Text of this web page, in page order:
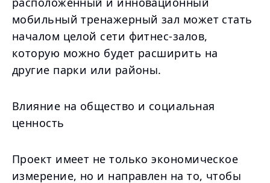
мобильный тренажерный зал может стать
началом целой сети фитнес-залов,
которую можно будет расширить на
другие парки или районы.
Влияние на общество и социальная
ценность
Проект имеет не только экономическое
измерение, но и направлен на то, чтобы